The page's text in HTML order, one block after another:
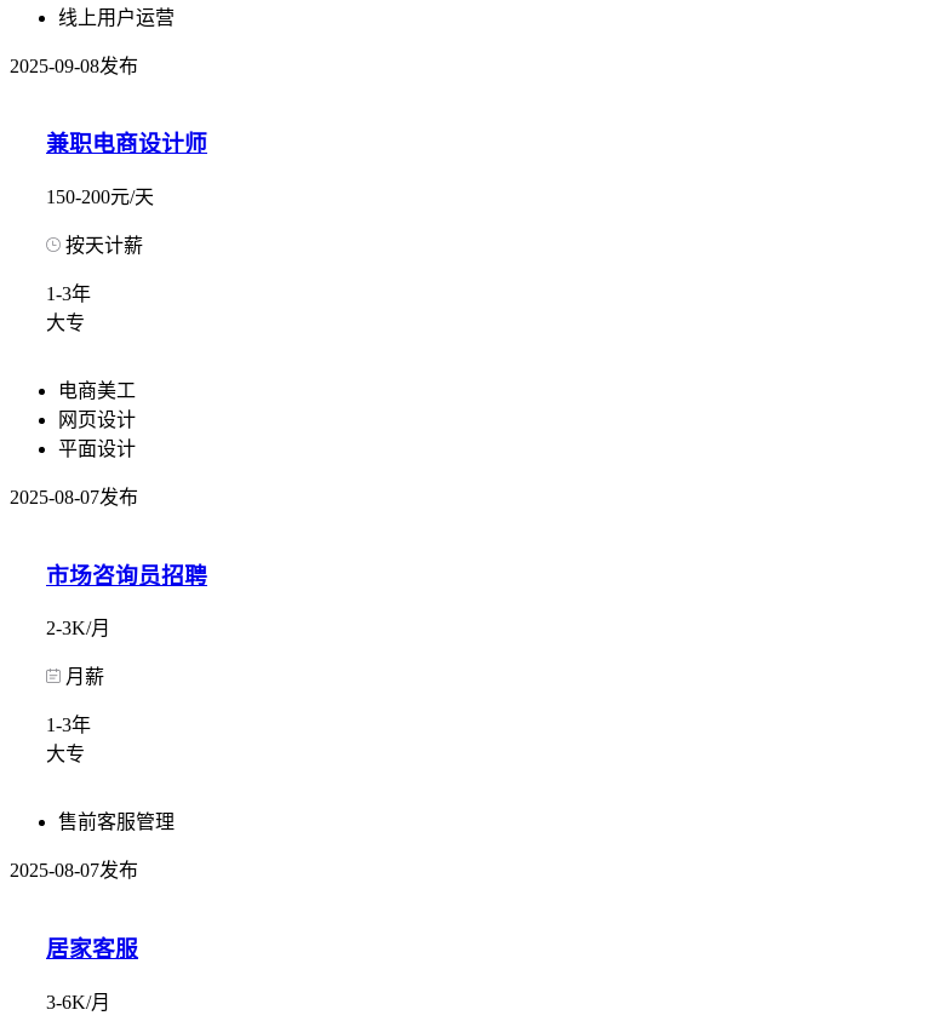
线上用户运营
2025-09-08发布
兼职电商设计师
150-200元/天
按天计薪
1-3年
大专
电商美工
网页设计
平面设计
2025-08-07发布
市场咨询员招聘​
2-3K/月
月薪
1-3年
大专
售前客服管理
2025-08-07发布
居家客服
3-6K/月